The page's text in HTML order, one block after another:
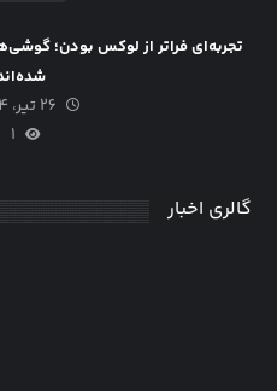
تجربه‌ای فراتر از لوکس بودن؛
26 تیر، 1404
1
گالری اخبار